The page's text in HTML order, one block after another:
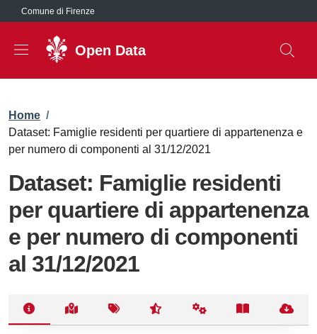
Salta al contenuto principale
Comune di Firenze
Open Data
Briciole di pane
Home /
Dataset: Famiglie residenti per quartiere di appartenenza e
per numero di componenti al 31/12/2021
Dataset: Famiglie residenti
per quartiere di appartenenza
e per numero di componenti
al 31/12/2021